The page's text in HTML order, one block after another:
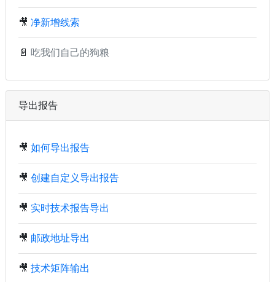
🎥 净新增线索
📄 吃我们自己的狗粮
导出报告
🎥 如何导出报告
🎥 创建自定义导出报告
🎥 实时技术报告导出
🎥 邮政地址导出
🎥 技术矩阵输出